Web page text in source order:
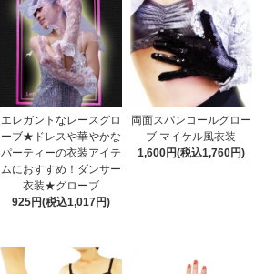
エレガントなレースグロ
ーブ★ドレスや華やかな
パーティーの衣装アイテ
ムにおすすめ！ダンサー
衣装★グローブ
925円(税込1,017円)
両面スパンコールグロー
ブ マイケル風衣装
1,600円(税込1,760円)